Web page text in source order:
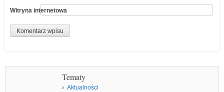
Witryna internetowa
Tematy
Aktualności